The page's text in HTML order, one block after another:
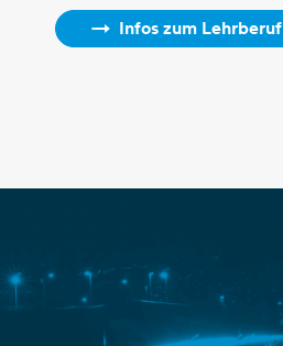
Infos zum Lehrberuf